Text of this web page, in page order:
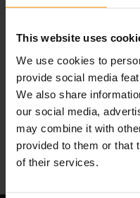
This website uses
We use cookies to
provide social media
We also share
our social media,
may combine it with
provided to them or that
of their services.